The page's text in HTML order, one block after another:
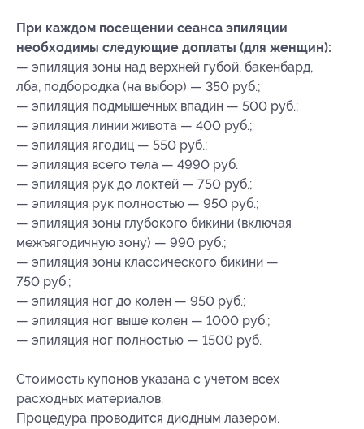
При каждом посещении сеанса эпиляции
необходимы следующие доплаты (для женщин):
— эпиляция зоны над верхней губой, бакенбард,
лба, подбородка (на выбор) — 350 руб.;
— эпиляция подмышечных впадин — 500 руб.;
— эпиляция линии живота — 400 руб.;
— эпиляция ягодиц — 550 руб.;
— эпиляция всего тела — 4990 руб.
— эпиляция рук до локтей — 750 руб.;
— эпиляция рук полностью — 950 руб.;
— эпиляция зоны глубокого бикини (включая
межъягодичную зону) — 990 руб.;
— эпиляция зоны классического бикини —
750 руб.;
— эпиляция ног до колен — 950 руб.;
— эпиляция ног выше колен — 1000 руб.;
— эпиляция ног полностью — 1500 руб.
Стоимость купонов указана с учетом всех
расходных материалов.
Процедура проводится диодным лазером.